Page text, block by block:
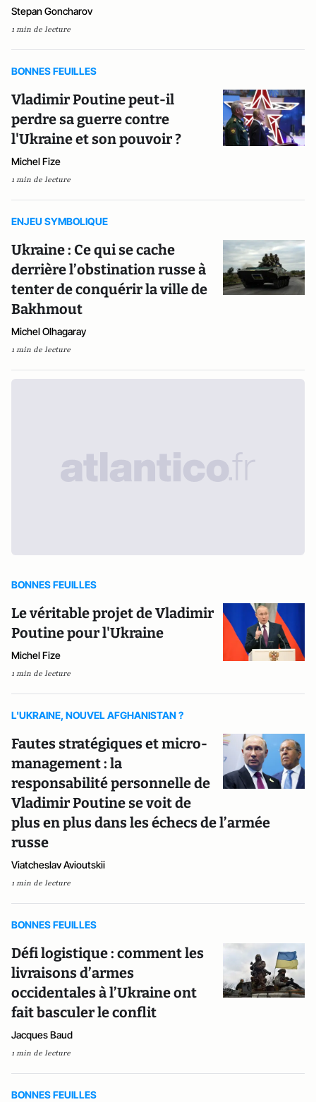
Stepan Goncharov
1 min de lecture
BONNES FEUILLES
Vladimir Poutine peut-il
perdre sa guerre contre
l'Ukraine et son pouvoir ?
Michel Fize
1 min de lecture
ENJEU SYMBOLIQUE
Ukraine : Ce qui se cache
derrière l’obstination russe à
tenter de conquérir la ville de
Bakhmout
Michel Olhagaray
1 min de lecture
BONNES FEUILLES
Le véritable projet de Vladimir
Poutine pour l'Ukraine
Michel Fize
1 min de lecture
L'UKRAINE, NOUVEL AFGHANISTAN ?
Fautes stratégiques et micro-
management : la
responsabilité personnelle de
Vladimir Poutine se voit de
plus en plus dans les échecs de l’armée
russe
Viatcheslav Avioutskii
1 min de lecture
BONNES FEUILLES
Défi logistique : comment les
livraisons d’armes
occidentales à l’Ukraine ont
fait basculer le conflit
Jacques Baud
1 min de lecture
BONNES FEUILLES